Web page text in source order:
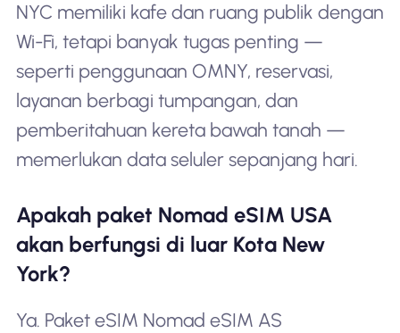
NYC memiliki kafe dan ruang publik dengan
Wi-Fi, tetapi banyak tugas penting —
seperti penggunaan OMNY, reservasi,
layanan berbagi tumpangan, dan
pemberitahuan kereta bawah tanah —
memerlukan data seluler sepanjang hari.
Apakah paket Nomad eSIM USA
akan berfungsi di luar Kota New
York?
Ya. Paket eSIM Nomad eSIM AS